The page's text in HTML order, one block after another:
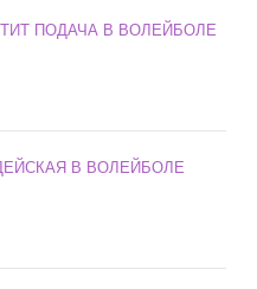
ПОДАЧА В ВОЛЕЙБОЛЕ
В ВОЛЕЙБОЛЕ